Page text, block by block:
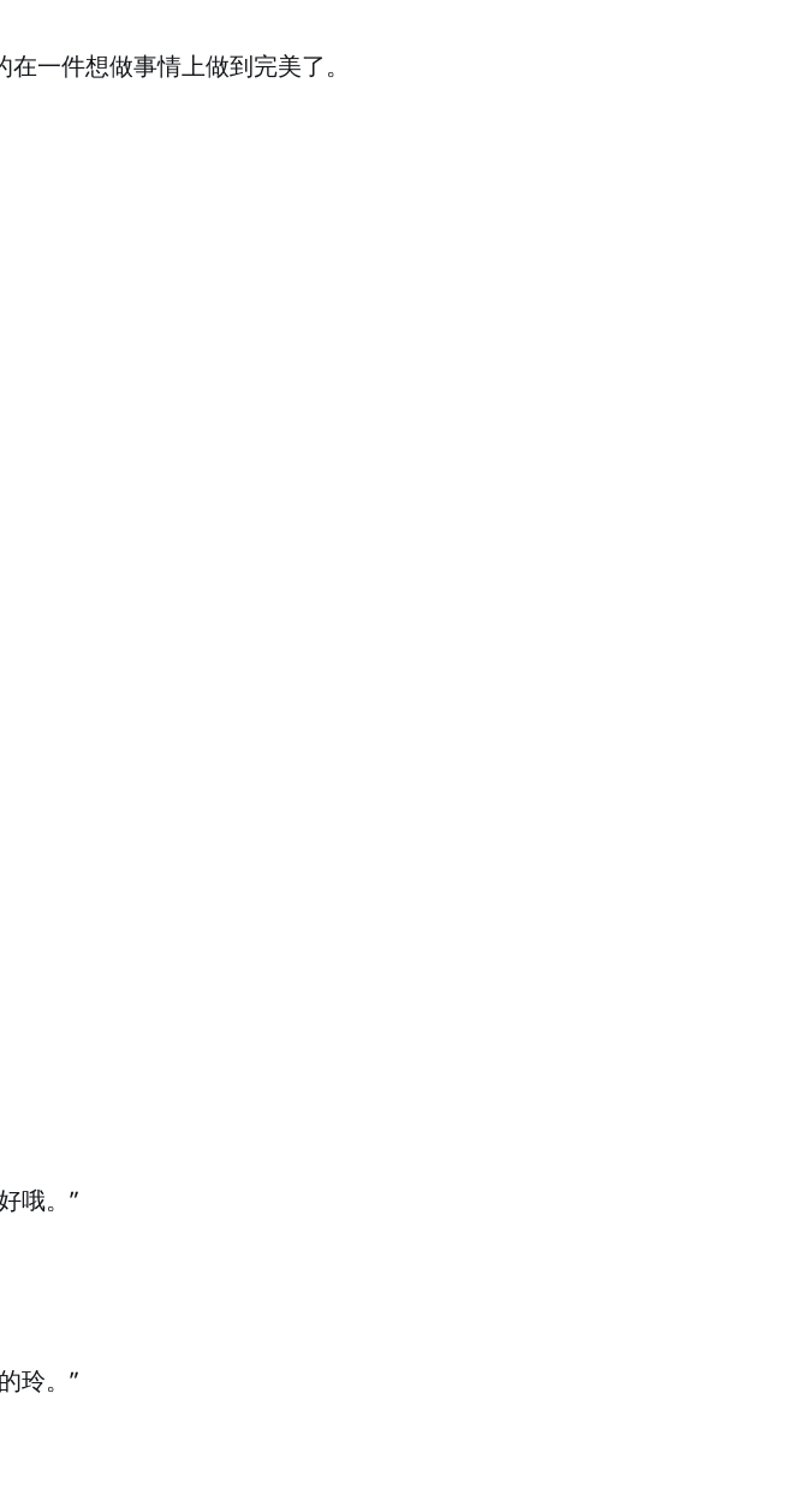
一件想做事情上做到完美了。
哦。”
玲。”